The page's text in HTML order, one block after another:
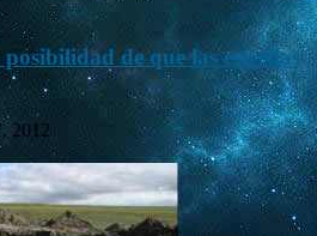
de que las estrellas
2012